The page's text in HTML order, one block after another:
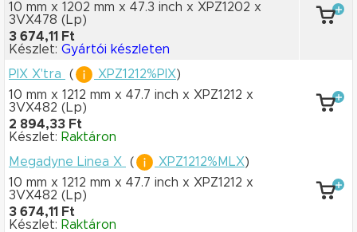
10 mm x 1202 mm x 47.3 inch x XPZ1202 x
3VX478 (Lp)
3 674,11 Ft
Készlet: Gyártói készleten
PIX X'tra
( XPZ1212%PIX)
10 mm x 1212 mm x 47.7 inch x XPZ1212 x
3VX482 (Lp)
2 894,33 Ft
Készlet: Raktáron
Megadyne Linea X
( XPZ1212%MLX)
10 mm x 1212 mm x 47.7 inch x XPZ1212 x
3VX482 (Lp)
3 674,11 Ft
Készlet: Raktáron